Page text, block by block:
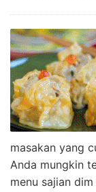
masakan yang
Anda mungkin
menu sajian